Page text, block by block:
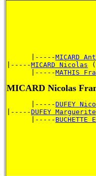
      |-----
MICARD
|-----MICARD Nicolas
      |-----
MATHIS
MICARD Nicolas
      |-----
DUFEY
|-----DUFEY Marguerite
      |-----